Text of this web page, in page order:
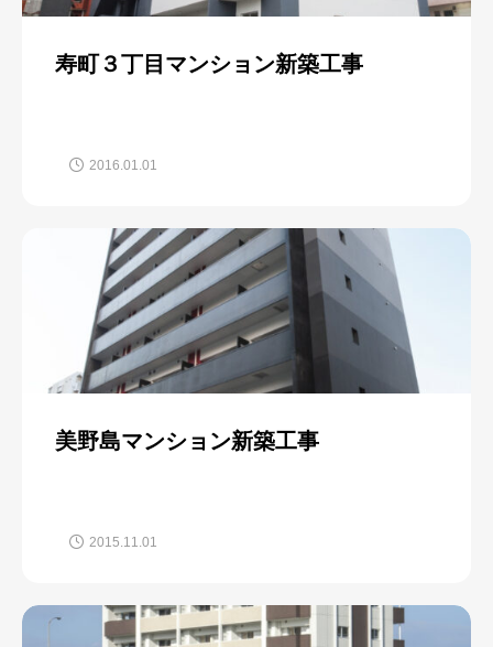
寿町３丁目マンション新築工事
2016.01.01
美野島マンション新築工事
2015.11.01